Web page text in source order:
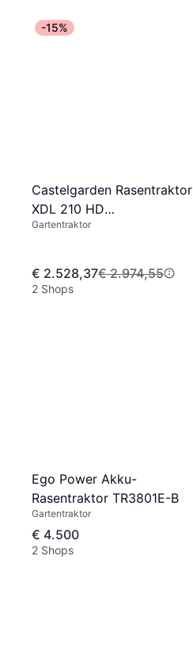
-15%
Castelgarden Rasentraktor
XDL 210 HD
Hydrostatgetriebe
Gartentraktor
€ 2.528,37€ 2.974,55
2 Shops
Ego Power Akku-
Rasentraktor TR3801E-B
Gartentraktor
€ 4.500
2 Shops